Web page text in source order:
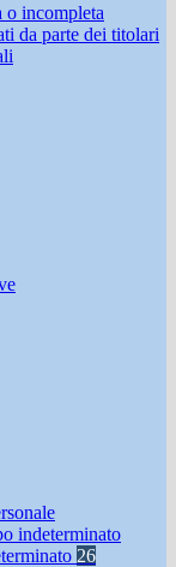
o incompleta
da parte dei titolari
indeterminato
26